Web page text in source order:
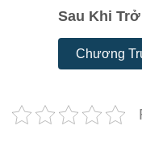
Sau Khi
Chương